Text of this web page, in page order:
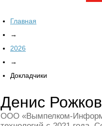
Главная
→
2026
→
Докладчики
Денис Рожков
ООО «Вымпелком-